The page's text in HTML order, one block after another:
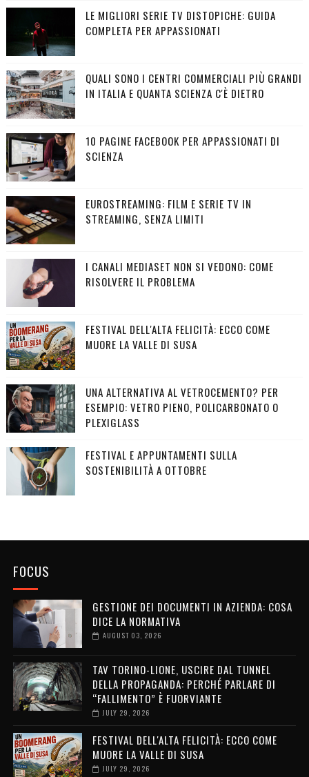
LE MIGLIORI SERIE TV DISTOPICHE: GUIDA
COMPLETA PER APPASSIONATI
QUALI SONO I CENTRI COMMERCIALI PIÙ GRANDI
IN ITALIA E QUANTA SCIENZA C'È DIETRO
10 PAGINE FACEBOOK PER APPASSIONATI DI
SCIENZA
EUROSTREAMING: FILM E SERIE TV IN
STREAMING, SENZA LIMITI
I CANALI MEDIASET NON SI VEDONO: COME
RISOLVERE IL PROBLEMA
FESTIVAL DELL'ALTA FELICITÀ: ECCO COME
MUORE LA VALLE DI SUSA
UNA ALTERNATIVA AL VETROCEMENTO? PER
ESEMPIO: VETRO PIENO, POLICARBONATO O
PLEXIGLASS
FESTIVAL E APPUNTAMENTI SULLA
SOSTENIBILITÀ A OTTOBRE
FOCUS
GESTIONE DEI DOCUMENTI IN AZIENDA: COSA
DICE LA NORMATIVA
AUGUST 03, 2026
TAV TORINO-LIONE, USCIRE DAL TUNNEL
DELLA PROPAGANDA: PERCHÉ PARLARE DI
“FALLIMENTO” È FUORVIANTE
JULY 29, 2026
FESTIVAL DELL'ALTA FELICITÀ: ECCO COME
MUORE LA VALLE DI SUSA
JULY 29, 2026